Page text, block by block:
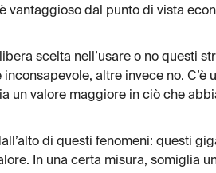
vantaggioso dal punto di vista
scelta nell’usare o no questi
altre invece no. C’è
un valore maggiore in ciò che
di questi fenomeni: questi
In una certa misura, somiglia un